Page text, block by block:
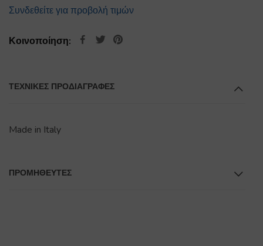
Συνδεθείτε για προβολή τιμών
Κοινοποίηση:
ΤΕΧΝΙΚΕΣ ΠΡΟΔΙΑΓΡΑΦΕΣ
Made in Italy
ΠΡΟΜΗΘΕΥΤΕΣ